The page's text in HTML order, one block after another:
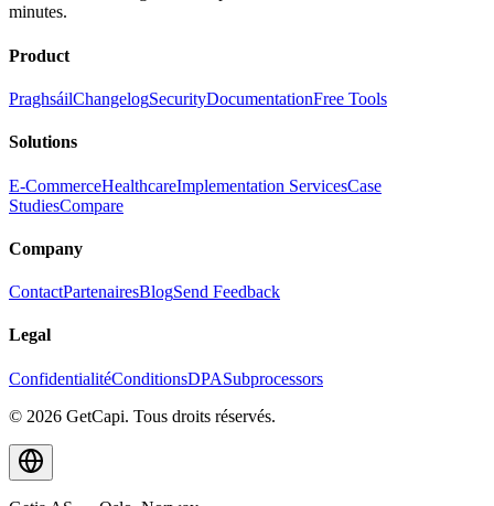
minutes.
Product
PraghsáilChangelogSecurityDocumentationFree Tools
Solutions
E-CommerceHealthcareImplementation ServicesCase
StudiesCompare
Company
ContactPartenairesBlogSend Feedback
Legal
ConfidentialitéConditionsDPASubprocessors
© 2026 GetCapi. Tous droits réservés.